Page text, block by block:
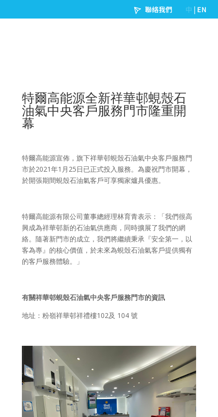
特爾高能源全新祥華邨蜆殼石
油氣中央客戶服務門市隆重開
幕
特爾高能源宣佈，旗下祥華邨蜆殼石油氣中央客戶服務門
市於2021年1月25日已正式投入服務。為慶祝門市開幕，
於開張期間蜆殼石油氣客戶可享獨家爐具優惠。
特爾高能源有限公司董事總經理林育青表示：「我們很高
興成為祥華邨新的石油氣供應商，同時擴展了我們的網
絡。隨著新門市的成立，我們將繼續秉承『安全第一，以
客為專』的核心價值，於未來為蜆殼石油氣客戶提供獨有
的客戶服務體驗。」
有關祥華邨蜆殼石油氣中央客戶服務門市的資訊
地址：粉嶺祥華邨祥禮樓102及 104 號